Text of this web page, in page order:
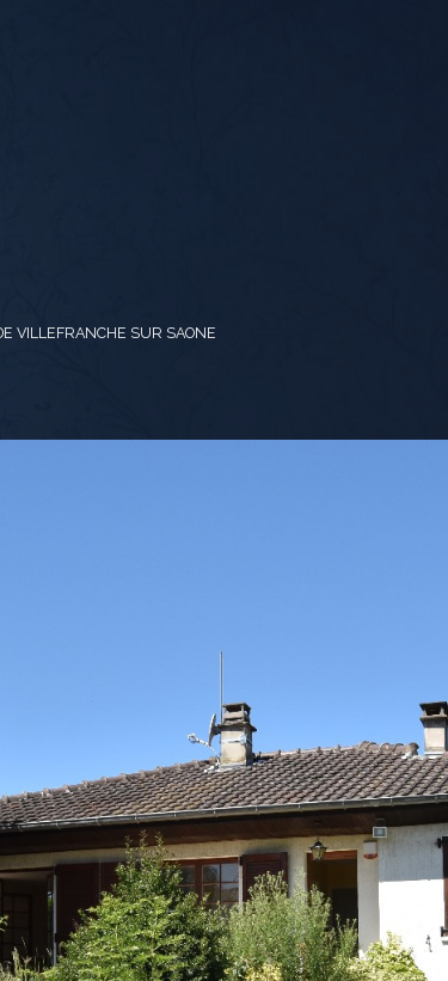
VILLEFRANCHE SUR SAONE